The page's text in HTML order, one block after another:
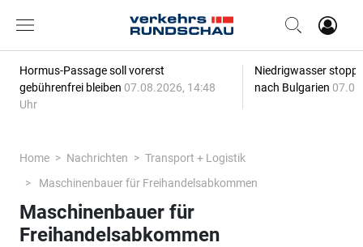
Hormus-Passage soll vorerst
gebührenfrei bleiben 07.08.2026, 14:48
Uhr
Niedrigwasser
nach Bulgarien
Home Nachrichten
Transport + Logistik
Maschinenbauer für Freihandelsabkommen
Maschinenbauer für
Freihandelsabkommen